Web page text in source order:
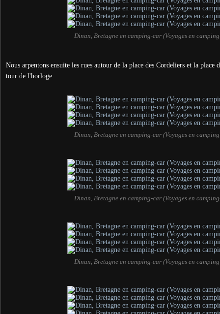
Dinan, Bretagne en camping-car (Voyages en
Nous arpentons ensuite les rues autour de la place des Cordeliers et la place
tour de l'horloge.
Dinan, Bretagne en camping-car (Voyages en
Dinan, Bretagne en camping-car (Voyages en
Dinan, Bretagne en camping-car (Voyages en